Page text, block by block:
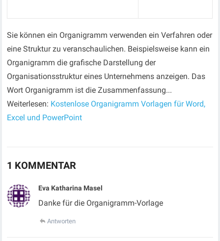
Sie können ein Organigramm verwenden ein Verfahren oder
eine Struktur zu veranschaulichen. Beispielsweise kann ein
Organigramm die grafische Darstellung der
Organisationsstruktur eines Unternehmens anzeigen. Das
Wort Organigramm ist die Zusammenfassung...
Weiterlesen: Kostenlose Organigramm Vorlagen für Word,
Excel und PowerPoint
1 KOMMENTAR
Eva Katharina Masel
Danke für die Organigramm-Vorlage
Antworten